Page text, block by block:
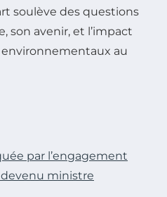
soulève des questions
son avenir, et l’impact
au
par l’engagement
ministre